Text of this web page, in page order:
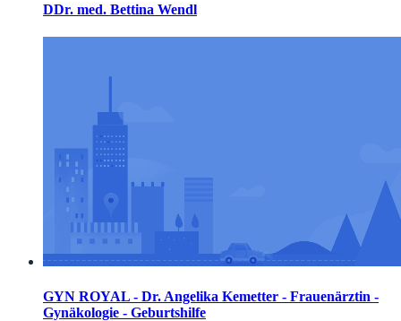
DDr. med. Bettina Wendl
GYN ROYAL - Dr. Angelika Kemetter - Frauenärztin -
Gynäkologie - Geburtshilfe